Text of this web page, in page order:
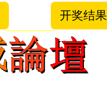
开奖结果